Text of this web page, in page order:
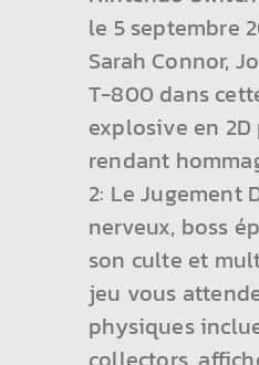
le 5 septembre
Sarah Connor,
T-800 dans
explosive en
rendant
2: Le Jugement
nerveux, boss
son culte et
jeu vous
physiques